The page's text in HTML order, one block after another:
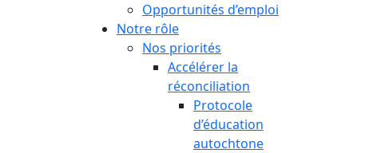
Opportunités d’emploi
Notre rôle
Nos priorités
Accélérer la
réconciliation
Protocole
d’éducation
autochtone